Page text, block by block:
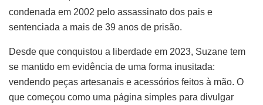
condenada em 2002 pelo assassinato dos pais e
sentenciada a mais de 39 anos de prisão.
Desde que conquistou a liberdade em 2023, Suzane tem
se mantido em evidência de uma forma inusitada:
vendendo peças artesanais e acessórios feitos à mão. O
que começou como uma página simples para divulgar